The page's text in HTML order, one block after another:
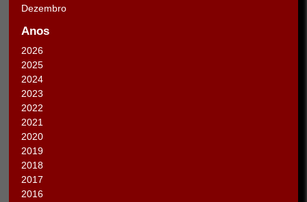
Dezembro
Anos
2026
2025
2024
2023
2022
2021
2020
2019
2018
2017
2016